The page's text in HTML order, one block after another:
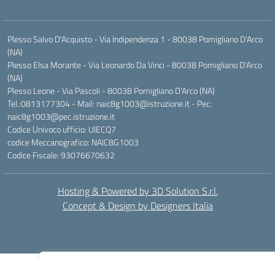
Plesso Salvo D'Acquisto - Via Indipendenza 1 - 80038 Pomigliano D'Arco
(NA)
Plesso Elsa Morante - Via Leonardo Da Vinci - 80038 Pomigliano D'Arco
(NA)
Plesso Leone - Via Pascoli - 80038 Pomigliano D'Arco (NA)
Tel.:0813177304 - Mail: naic8g1003@istruzione.it - Pec:
naic8g1003@pec.istruzione.it
Codice Univoco ufficio: UIECQ7
codice Meccanografico: NAIC8G1003
Codice Fiscale: 93076670632
Hosting & Powered by 3D Solution S.r.l.
Concept & Design by Designers Italia